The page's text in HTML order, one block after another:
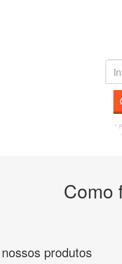
*
Como
produtos